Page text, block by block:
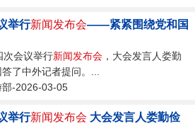
举行新闻发布会——紧紧围绕党和国
次会议举行新闻发布会 ，大会发言人娄勤
了中外记者提问。...
部-2026-03-05
举行新闻发布会 大会发言人娄勤俭